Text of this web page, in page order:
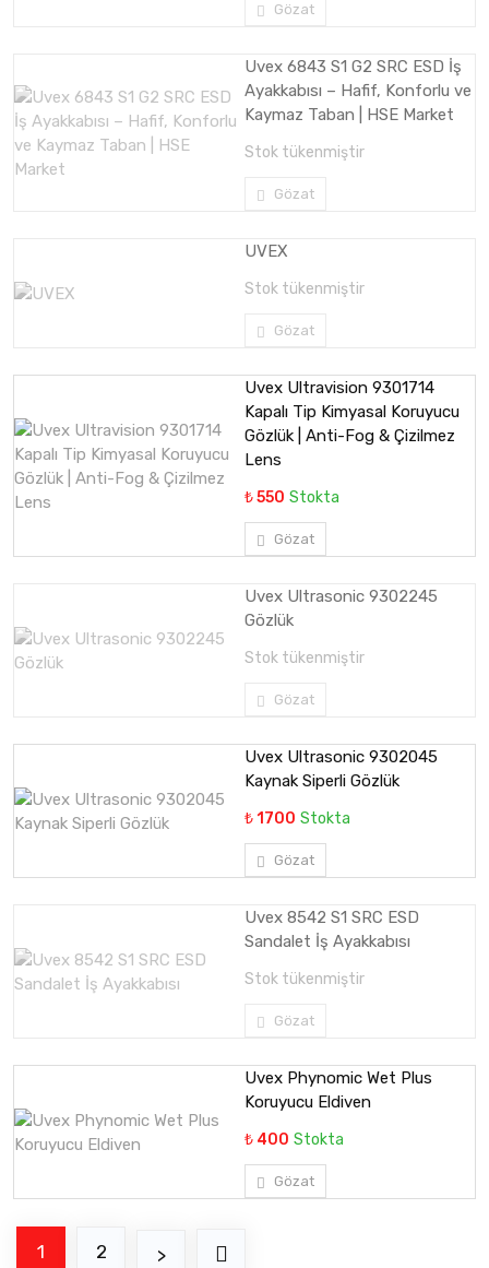
Gözat
Uvex 6843 S1 G2 SRC ESD İş
Ayakkabısı – Hafif, Konforlu ve
Kaymaz Taban | HSE Market
Stok tükenmiştir
Gözat
UVEX
Stok tükenmiştir
Gözat
Uvex Ultravision 9301714
Kapalı Tip Kimyasal Koruyucu
Gözlük | Anti-Fog & Çizilmez
Lens
₺ 550 Stokta
Gözat
Uvex Ultrasonic 9302245
Gözlük
Stok tükenmiştir
Gözat
Uvex Ultrasonic 9302045
Kaynak Siperli Gözlük
₺ 1700 Stokta
Gözat
Uvex 8542 S1 SRC ESD
Sandalet İş Ayakkabısı
Stok tükenmiştir
Gözat
Uvex Phynomic Wet Plus
Koruyucu Eldiven
₺ 400 Stokta
Gözat
1 2 >